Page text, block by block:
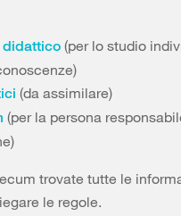
didattico (per lo studio
(da assimilare)
(per la persona
trovate tutte le
le regole.